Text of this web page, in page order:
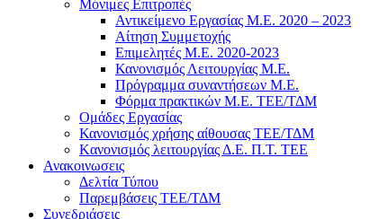
Μόνιμες Επιτροπές
Αντικείμενο Εργασίας Μ.Ε. 2020 – 2023
Αίτηση Συμμετοχής
Επιμελητές Μ.Ε. 2020-2023
Κανονισμός Λειτουργίας Μ.Ε.
Πρόγραμμα συναντήσεων M.E.
Φόρμα πρακτικών Μ.Ε. ΤΕΕ/ΤΔΜ
Ομάδες Εργασίας
Κανονισμός χρήσης αίθουσας ΤΕΕ/ΤΔΜ
Kανονισμός λειτουργίας Δ.Ε. Π.Τ. ΤΕΕ
Ανακοινωσεις
Δελτία Τύπου
Παρεμβάσεις ΤΕΕ/ΤΔΜ
Συνεδριάσεις